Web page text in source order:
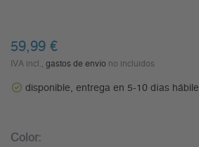
59,99 €
IVA incl., gastos de envío no incluidos
disponible, entrega en 5-10 días
Color: